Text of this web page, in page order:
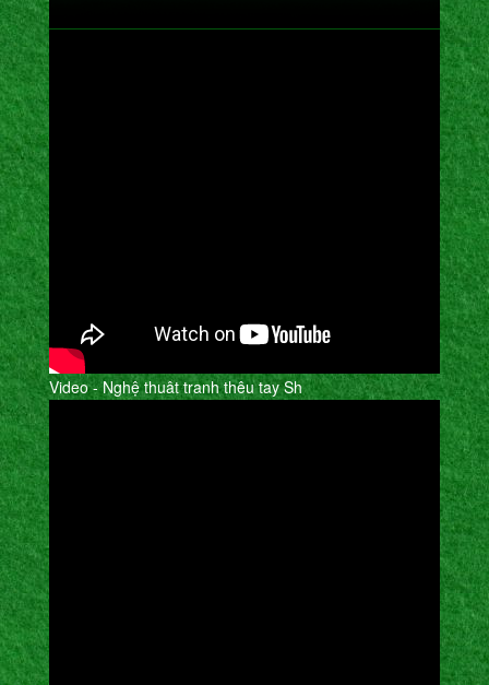
Video - Nghệ thuât tranh thêu tay Sh